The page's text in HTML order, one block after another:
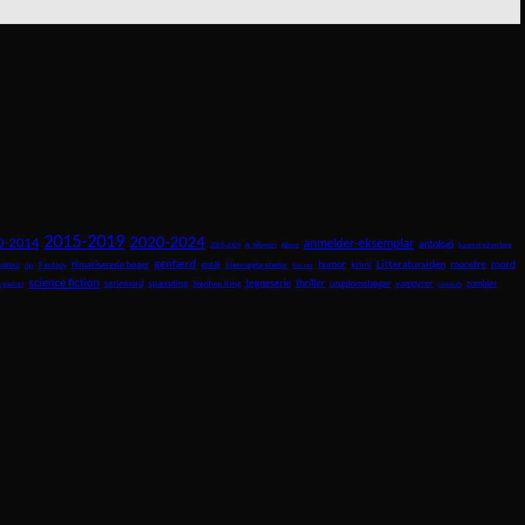
2014 2015-2019 2020-2024 2025-2029 A. Silvestri Aliens anmelder-eksemplar antologi baseret på en bog
debut dyr Fantasy filmatiserede bøger genfærd gotik hjemsøgte steder horror humor krimi Litteratursiden monstre mord
portræt science fiction seriemord spænding Stephen King tegneserie thriller ungdomsbøger vampyrer venskab zombier